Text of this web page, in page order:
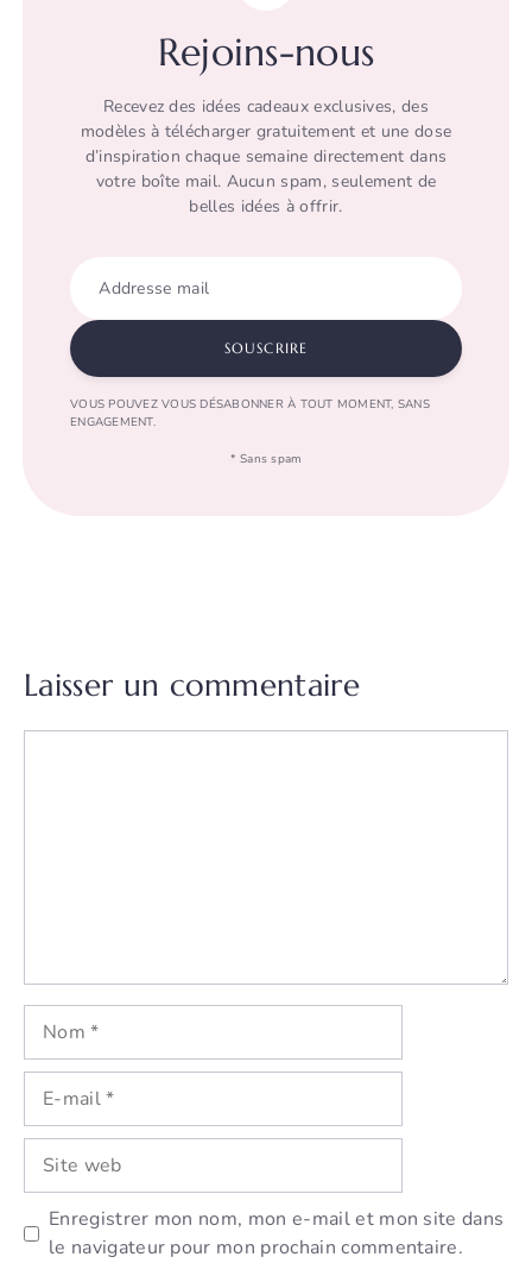
Rejoins-nous
Recevez des idées cadeaux exclusives, des
modèles à télécharger gratuitement et une dose
d’inspiration chaque semaine directement dans
votre boîte mail. Aucun spam, seulement de
belles idées à offrir.
Addresse mail
SOUSCRIRE
VOUS POUVEZ VOUS DÉSABONNER À TOUT MOMENT, SANS
ENGAGEMENT.
* Sans spam
Laisser un commentaire
Nom
mail
Site
web
Enregistrer mon nom, mon e-mail et mon site dans
le navigateur pour mon prochain commentaire.